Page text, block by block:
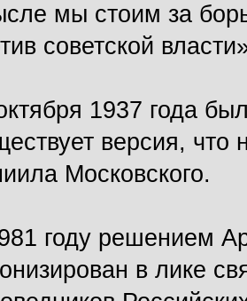
мы стоим за
советской
1937 года
версия, что
Московского.
году решением
в лике